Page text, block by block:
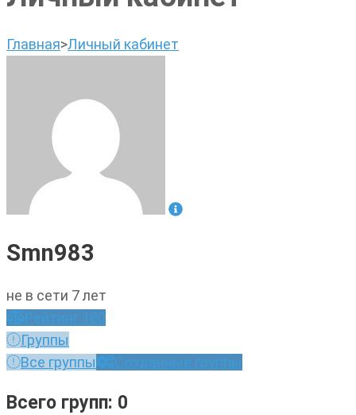
Главная>Личный кабинет
Smn983
не в сети 7 лет
Рейтинг 180
Группы
Все группы
Созданные группы
Всего групп: 0